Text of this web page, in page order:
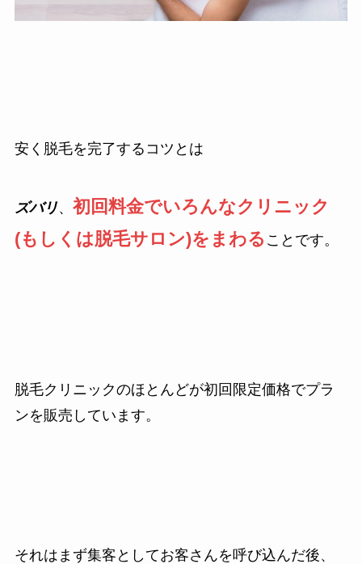
安く脱毛を完了するコツとは
ズバリ、 初回料金でいろんなクリニック
(もしくは脱毛サロン)をまわる ことです。
脱毛クリニックのほとんどが初回限定価格でプラ
ンを販売しています。
それはまず集客としてお客さんを呼び込んだ後、